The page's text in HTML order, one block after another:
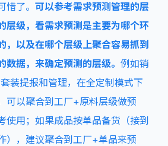
了。 可以参考需求预测管理的层
层级，看需求预测是主要为哪个环
，以及在哪个层级上聚合容易抓到
数据，来确定预测的层级。 例如销
装提报和管理，在全定制模式下
可以聚合到工厂+原料层级做预
使用；如果成品按单品备货（接到
），建议聚合到工厂+单品来预